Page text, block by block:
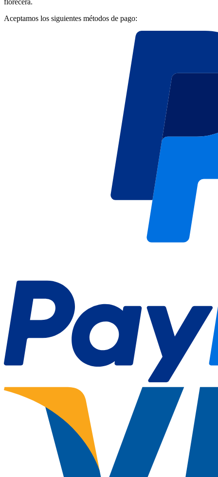
florecerá.
Aceptamos los siguientes métodos de pago: